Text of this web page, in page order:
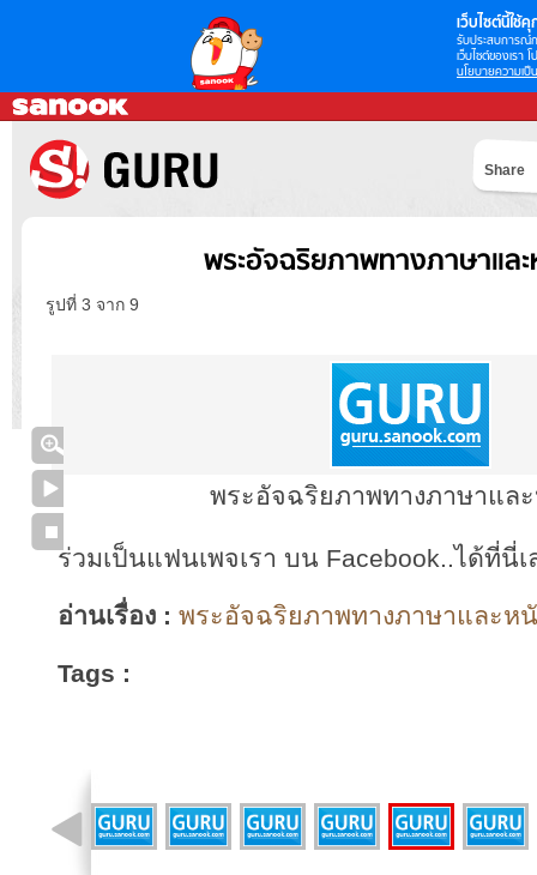
เว็บไซต์นี้ใช้คุ
รับประสบการณ์
เว็บไซต์ของเรา
นโยบายความเป็
Share
พระอัจฉริยภาพทางภาษาแล
รูปที่ 3 จาก 9
พระอัจฉริยภาพทางภาษาแล
ร่วมเป็นแฟนเพจเรา บน Facebook..ได้ที่นี่เ
อ่านเรื่อง : พระอัจฉริยภาพทางภาษาและห
Tags :